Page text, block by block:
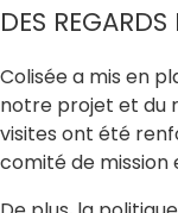
DES
Colisée a mis en
notre projet et du
visites ont été
comité de mission